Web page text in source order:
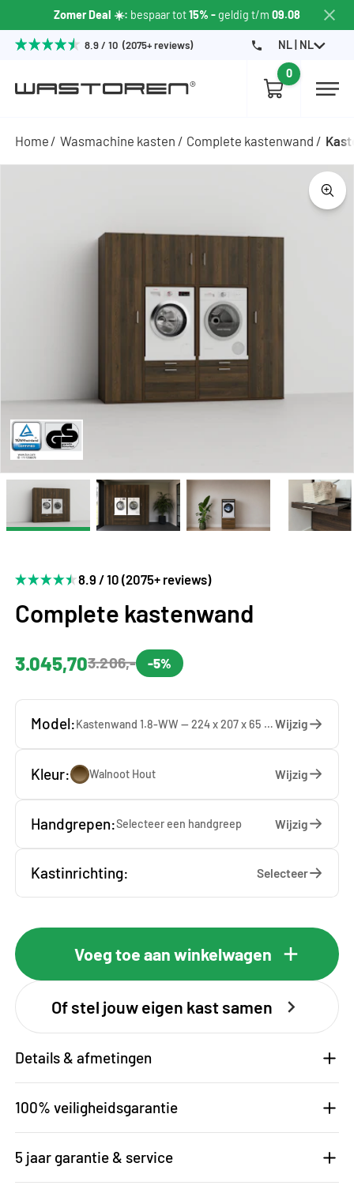
Zomer Deal ☀️: bespaar tot15% -geldig t/m 09.08
8.9 / 10 (2075+ reviews) NL | NL
0
Home Wasmachine kasten Complete kastenwand
8.9 / 10 (2075+ reviews)
Complete kastenwand
3.045,703.206,- -5%
Model: Kastenwand 1.8-WW — 224 x 207 x 65 cmWijzig
Kleur: Walnoot Hout Wijzig
Handgrepen:Selecteer een handgreep Wijzig
Kastinrichting: Selecteer
Voeg toe aan winkelwagen
Of stel jouw eigen kast samen
Details & afmetingen
100% veiligheidsgarantie
5 jaar garantie & service